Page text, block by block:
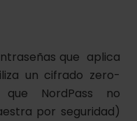
que aplica
un cifrado zero-
NordPass no
por seguridad)